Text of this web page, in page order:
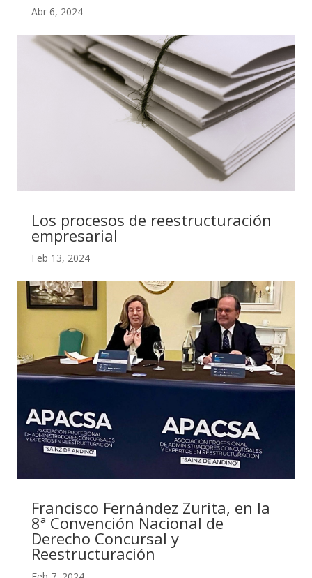
Abr 6, 2024
Los procesos de reestructuración
empresarial
Feb 13, 2024
Francisco Fernández Zurita, en la
8ª Convención Nacional de
Derecho Concursal y
Reestructuración